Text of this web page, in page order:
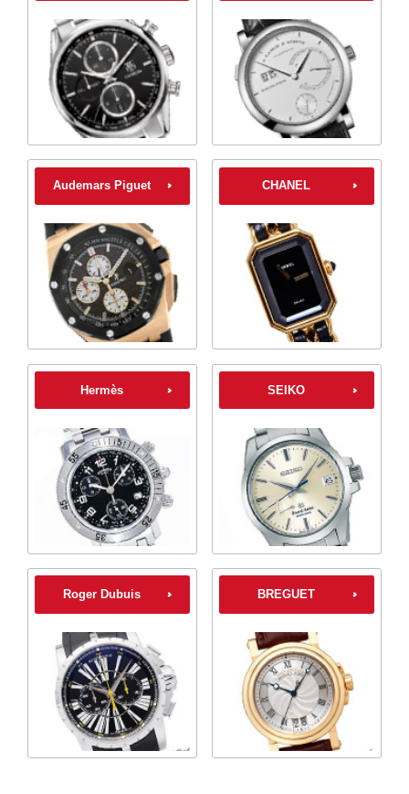
Audemars Piguet CHANEL
Hermès SEIKO
Roger Dubuis BREGUET